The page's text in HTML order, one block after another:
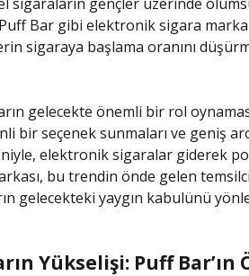
Bar gibi elektronik sigara
sigaraya başlama oranını
gelecekte önemli bir rol
bir seçenek sunmaları ve geniş
elektronik sigaralar giderek
bu trendin önde gelen
gelecekteki yaygın kabulünü
Yükselişi: Puff Bar’ın